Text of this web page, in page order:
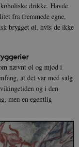
drikke. Havde
fra fremmede egne,
brygget øl, hvis de ikke
nævnt øl og mjød i
at det var med salg
og i den
men en egentlig